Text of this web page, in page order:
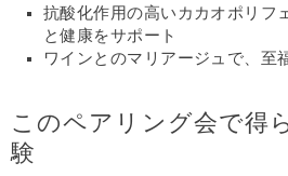
抗酸化作用の高いカカオポリフ
と健康をサポート
ワインとのマリアージュで、至
このペアリング会で得
験